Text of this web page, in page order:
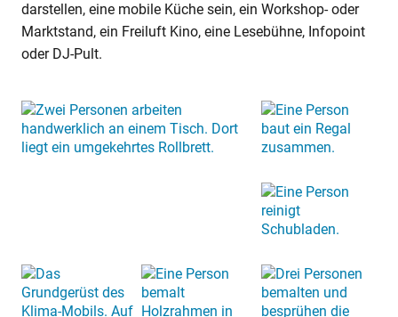
darstellen, eine mobile Küche sein, ein Workshop- oder
Marktstand, ein Freiluft Kino, eine Lesebühne, Infopoint
oder DJ-Pult.